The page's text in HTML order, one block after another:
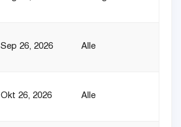
Sep 26, 2026 Alle
Okt 26, 2026 Alle